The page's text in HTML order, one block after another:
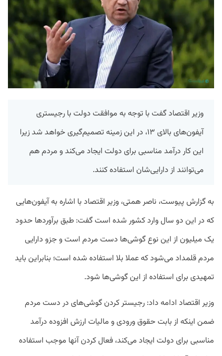
وزیر اقتصاد گفت با توجه به موافقت دولت با رجیستری
آیفون‌های بالای ۱۳، در این زمینه تصمیم‌گیری خواهد شد زیرا
این کار درآمد مناسبی برای دولت ایجاد می‌کند و مردم هم
می‌توانند از دارایی‌شان استفاده کنند.
به گزارش پیوست، ناصر همتی، وزیر اقتصاد با اشاره به آیفون‌هایی
که در این دو سال وارد کشور شده است گفت: طبق برآوردها حدود
یک میلیون از این نوع گوشی‌ها دست مردم است و جزو دارایی
مردم قلمداد می‌شود که عملا بلا استفاده شده است؛ بنابراین باید
تمهیدی برای استفاده از این گوشی‌ها شود.
وزیر اقتصاد ادامه داد: رجیستر کردن گوشی‌های در دست مردم
ضمن اینکه از بابت حقوق ورودی و مالیات ارزش افزوده درآمد
مناسبی برای دولت ایجاد می‌کند، فعال کردن آنها موجب استفاده